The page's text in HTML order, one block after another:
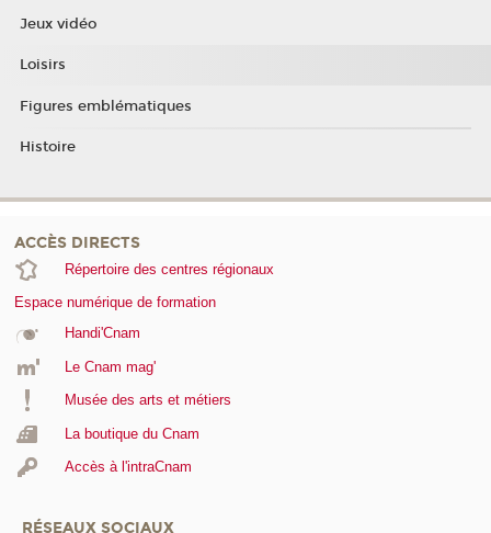
Jeux vidéo
Loisirs
Figures emblématiques
Histoire
ACCÈS DIRECTS
Répertoire des centres régionaux
Espace numérique de formation
Handi'Cnam
Le Cnam mag'
Musée des arts et métiers
La boutique du Cnam
Accès à l'intraCnam
RÉSEAUX SOCIAUX